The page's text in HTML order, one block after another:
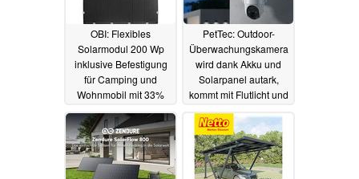
OBI: Flexibles
Solarmodul 200 Wp
inklusive Befestigung
für Camping und
Wohnmobil mit 33%
Rabatt19.02.2025
PetTec: Outdoor-
Überwachungskamera
wird dank Akku und
Solarpanel autark,
kommt mit Flutlicht und
Sirene